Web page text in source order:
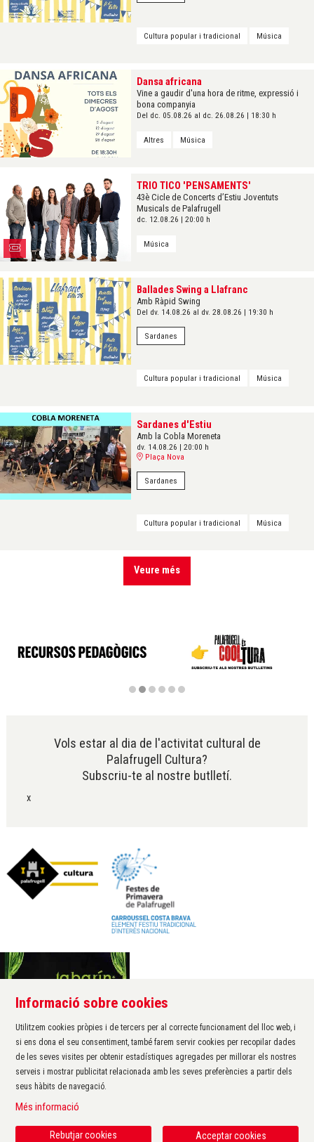
Cultura popular i tradicional Música
Dansa africana
Vine a gaudir d'una hora de ritme, expressió i
bona companyia
Del dc. 05.08.26 al dc. 26.08.26 | 18:30 h
Altres Música
TRIO TICO 'PENSAMENTS'
43è Cicle de Concerts d’Estiu Joventuts
Musicals de Palafrugell
dc. 12.08.26 | 20:00 h
Música
Ballades Swing a Llafranc
Amb Ràpid Swing
Del dv. 14.08.26 al dv. 28.08.26 | 19:30 h
Sardanes
Cultura popular i tradicional Música
Sardanes d'Estiu
Amb la Cobla Moreneta
dv. 14.08.26 | 20:00 h
Plaça Nova
Sardanes
Cultura popular i tradicional Música
Veure més
Vols estar al dia de l'activitat cultural de
Palafrugell Cultura?
Subscriu-te al nostre butlletí.
x
Àrea de cultura de l'Ajuntament de Palafrugell
Carrer Santa Margarida, 1
17200 Palafrugell
972 611 172 ·
cultura@palafrugell.cat
Sitemap | Avís Legal
Informació sobre cookies
Utilitzem cookies pròpies i de tercers per al correcte funcionament del lloc web, i
si ens dona el seu consentiment, també farem servir cookies per recopilar dades
de les seves visites per obtenir estadístiques agregades per millorar els nostres
serveis i mostrar publicitat relacionada amb les seves preferències a partir dels
seus hàbits de navegació.
Més informació
Acceptar cookies
Rebutjar cookies